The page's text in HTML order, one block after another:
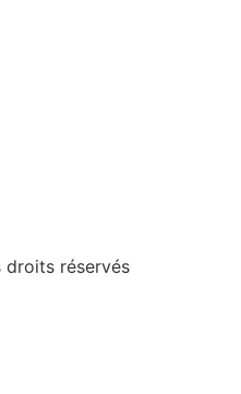
droits réservés